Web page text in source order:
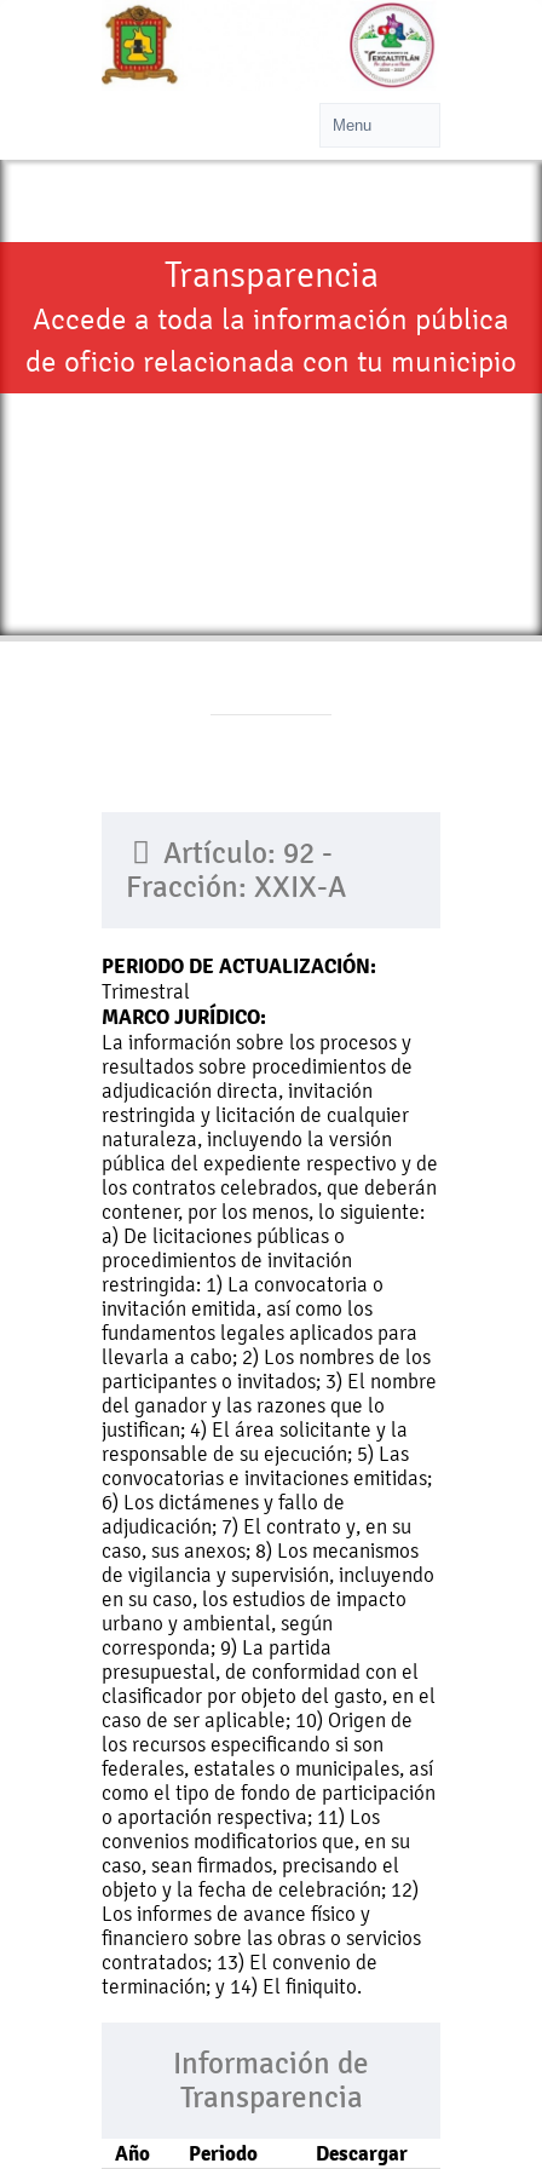
Transparencia
Accede a toda la información pública
de oficio relacionada con tu municipio
Artículo: 92 -
Fracción: XXIX-A
PERIODO DE ACTUALIZACIÓN:
Trimestral
MARCO JURÍDICO:
La información sobre los procesos y
resultados sobre procedimientos de
adjudicación directa, invitación
restringida y licitación de cualquier
naturaleza, incluyendo la versión
pública del expediente respectivo y de
los contratos celebrados, que deberán
contener, por los menos, lo siguiente:
a) De licitaciones públicas o
procedimientos de invitación
restringida: 1) La convocatoria o
invitación emitida, así como los
fundamentos legales aplicados para
llevarla a cabo; 2) Los nombres de los
participantes o invitados; 3) El nombre
del ganador y las razones que lo
justifican; 4) El área solicitante y la
responsable de su ejecución; 5) Las
convocatorias e invitaciones emitidas;
6) Los dictámenes y fallo de
adjudicación; 7) El contrato y, en su
caso, sus anexos; 8) Los mecanismos
de vigilancia y supervisión, incluyendo
en su caso, los estudios de impacto
urbano y ambiental, según
corresponda; 9) La partida
presupuestal, de conformidad con el
clasificador por objeto del gasto, en el
caso de ser aplicable; 10) Origen de
los recursos especificando si son
federales, estatales o municipales, así
como el tipo de fondo de participación
o aportación respectiva; 11) Los
convenios modificatorios que, en su
caso, sean firmados, precisando el
objeto y la fecha de celebración; 12)
Los informes de avance físico y
financiero sobre las obras o servicios
contratados; 13) El convenio de
terminación; y 14) El finiquito.
Información de
Transparencia
Año Periodo Descargar